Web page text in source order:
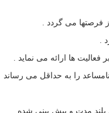
فرصتها می گردد .
.
ها ارائه می نمايد .
را به حداقل می رساند
مدت و پيش بينی شده